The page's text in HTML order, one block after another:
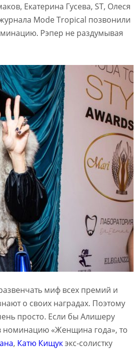
Екатерина Гусева, ST, Олеся
Mode Tropical позвонили
Рэпер не раздумывая
миф всех премий и
о своих наградах. Поэтому
просто. Если бы Алишеру
номинацию «Женщина года», то
, Катю Кищукэкс-солистку